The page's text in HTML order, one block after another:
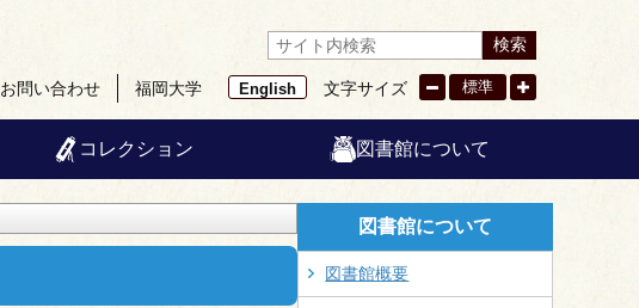
お問い合わせ 福岡大学
検索
English 文字サイズ 標準
コレクション 図書館について
図書館について
図書館概要